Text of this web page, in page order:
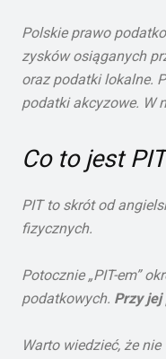
Polskie prawo
zysków osiąganych
oraz podatki lokalne.
podatki akcyzowe. W
Co to jest
PIT to skrót od
fizycznych.
Potocznie „PIT-em”
podatkowych. Przy
Warto wiedzieć, że